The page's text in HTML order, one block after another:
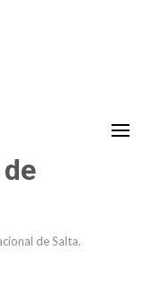
de Salta.